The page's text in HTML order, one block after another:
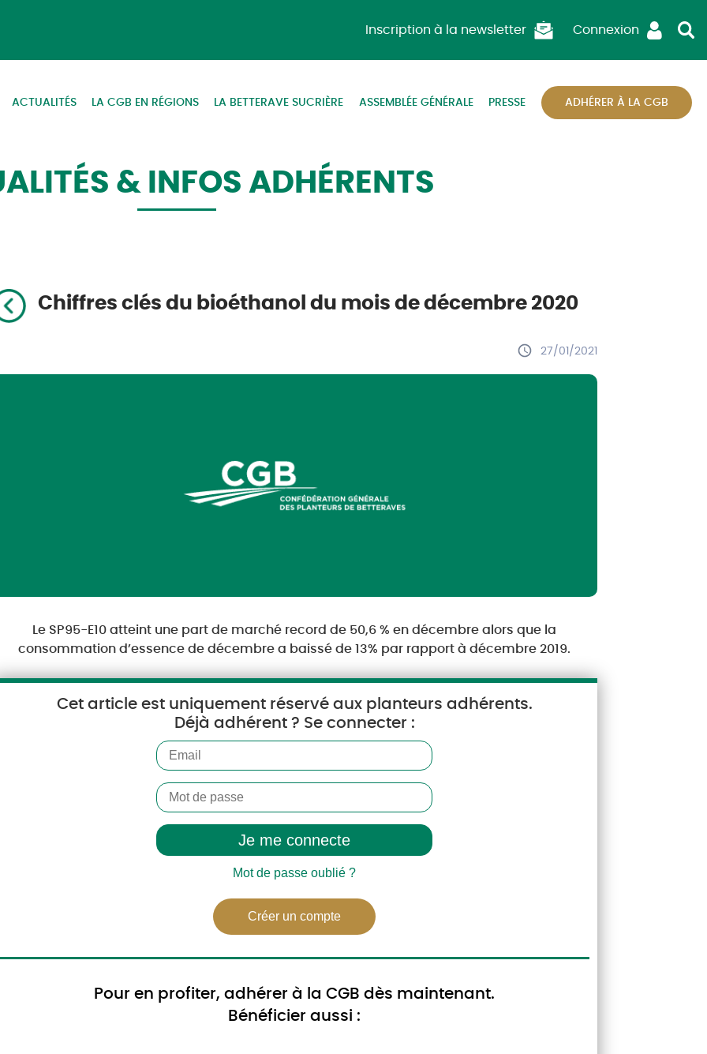
Inscription à la newsletter Connexion
ACTUALITÉS LA CGB EN RÉGIONS LA BETTERAVE SUCRIÈRE ASSEMBLÉE GÉNÉRALE PRESSE ADHÉRER À LA CGB
& INFOS ADHÉRENTS
Chiffres clés du bioéthanol du mois de décembre 2020
27/01/2021
Le SP95-E10 atteint une part de marché record de 50,6 % en décembre alors que la
consommation d’essence de décembre a baissé de 13% par rapport à décembre 2019.
Cet article est uniquement réservé aux planteurs adhérents.
Déjà adhérent ? Se connecter :
Mot de passe oublié ?
Créer un compte
Pour en profiter, adhérer à la CGB dès maintenant.
Bénéficier aussi :
– Service Communication
décembre alors que la consommation d’essence
décembre a baissé de 13% par rapport à décembre 2019.
consommation d’essence a baissé de 14% sur l’année 2020.